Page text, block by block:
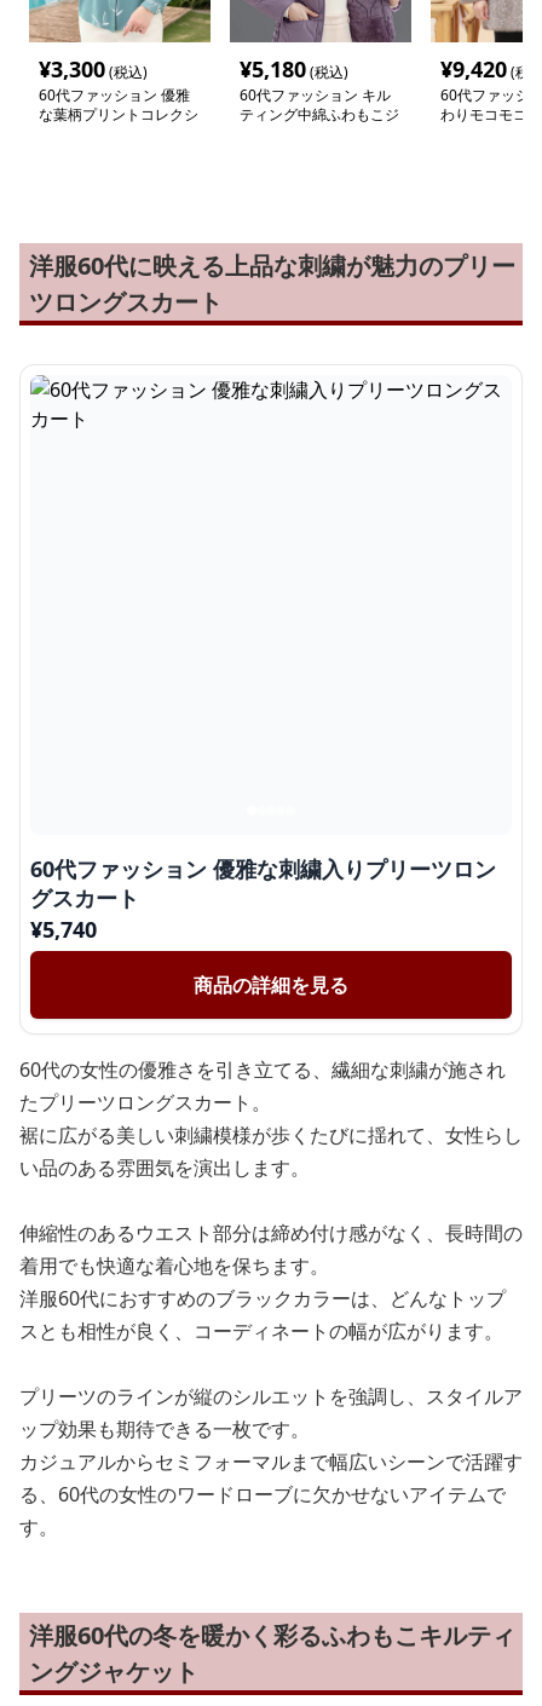
¥3,300(税込)
60代ファッション 優雅
な葉柄プリントコレクシ
¥5,180(税込)
60代ファッション キル
ティング中綿ふわもこジ
¥9,420(税
60代ファッシ
わりモコモコ
洋服60代に映える上品な刺繍が魅力のプリー
ツロングスカート
60代ファッション 優雅な刺繍入りプリーツロン
グスカート
¥5,740
商品の詳細を見る
60代の女性の優雅さを引き立てる、繊細な刺繍が施され
たプリーツロングスカート。
裾に広がる美しい刺繍模様が歩くたびに揺れて、女性らし
い品のある雰囲気を演出します。
伸縮性のあるウエスト部分は締め付け感がなく、長時間の
着用でも快適な着心地を保ちます。
洋服60代におすすめのブラックカラーは、どんなトップ
スとも相性が良く、コーディネートの幅が広がります。
プリーツのラインが縦のシルエットを強調し、スタイルア
ップ効果も期待できる一枚です。
カジュアルからセミフォーマルまで幅広いシーンで活躍す
る、60代の女性のワードローブに欠かせないアイテムで
す。
洋服60代の冬を暖かく彩るふわもこキルティ
ングジャケット